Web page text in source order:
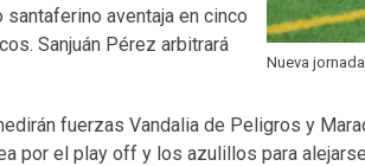
Nueva
santaferino aventaja en cinco
Sanjuán Pérez arbitrará
fuerzas Vandalia de Peligros y
por el play off y los azulillos para